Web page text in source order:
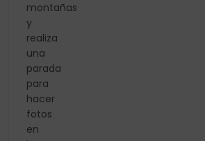
montañas
y
realiza
una
parada
para
hacer
fotos
en